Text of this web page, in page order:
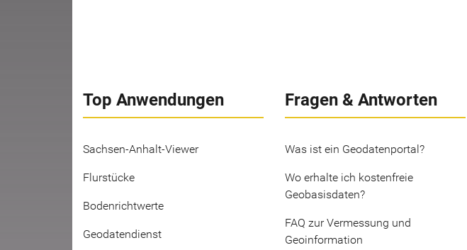
Top Anwendungen
Sachsen-Anhalt-Viewer
Flurstücke
Bodenrichtwerte
Geodatendienst
Fragen & Antworten
Was ist ein Geodatenportal?
Wo erhalte ich kostenfreie
Geobasisdaten?
FAQ zur Vermessung und
Geoinformation